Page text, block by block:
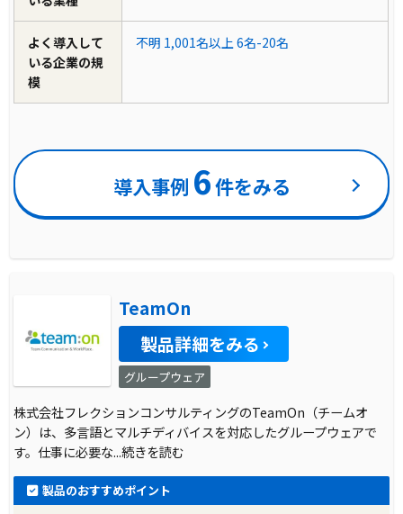
よく導入して
いる企業の規
模
不明 1,001名以上 6名-20名
導入事例 6件をみる
TeamOn
製品詳細をみる
グループウェア
株式会社フレクションコンサルティングのTeamOn（チームオ
ン）は、多言語とマルチディバイスを対応したグループウェアで
す。仕事に必要な...続きを読む
製品のおすすめポイント